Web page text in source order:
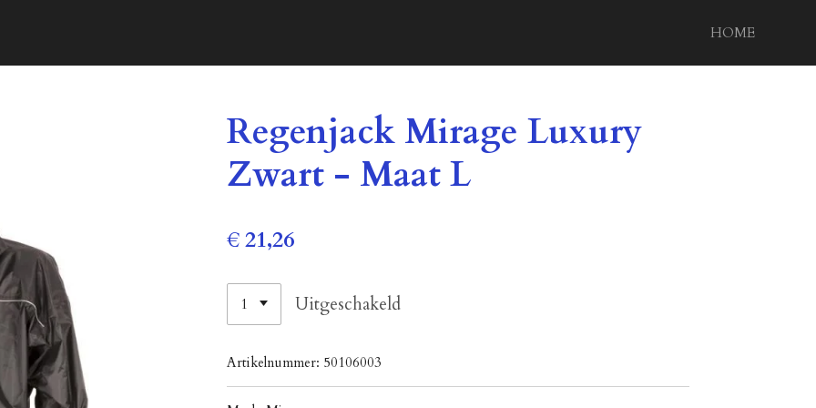
HOME
Regenjack Mirage Luxury
Zwart - Maat L
€ 21,26
Uitgeschakeld
Artikelnummer: 50106003